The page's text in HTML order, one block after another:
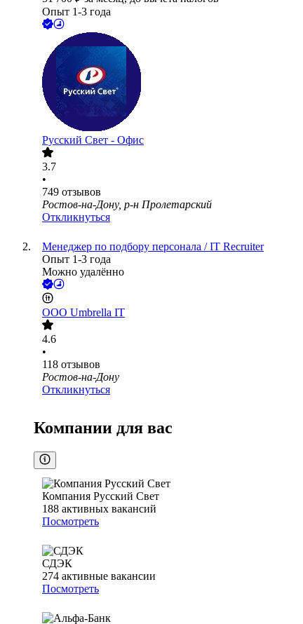
Опыт 1-3 года
Русский Свет - Офис
3.7
•
749 отзывов
Ростов-на-Дону, р-н Пролетарский
Откликнуться
Менеджер по подбору персонала / IT Recruiter
Опыт 1-3 года
Можно удалённо
ООО Umbrella IT
4.6
•
118 отзывов
Ростов-на-Дону
Откликнуться
Компании для вас
Компания Русский Свет
188 активных вакансий
Посмотреть
СДЭК
274 активные вакансии
Посмотреть